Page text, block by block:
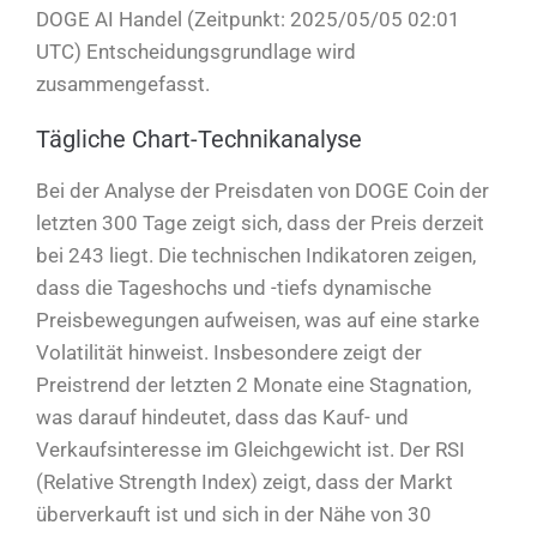
DOGE AI Handel (Zeitpunkt: 2025/05/05 02:01
UTC) Entscheidungsgrundlage wird
zusammengefasst.
Tägliche Chart-Technikanalyse
Bei der Analyse der Preisdaten von DOGE Coin der
letzten 300 Tage zeigt sich, dass der Preis derzeit
bei 243 liegt. Die technischen Indikatoren zeigen,
dass die Tageshochs und -tiefs dynamische
Preisbewegungen aufweisen, was auf eine starke
Volatilität hinweist. Insbesondere zeigt der
Preistrend der letzten 2 Monate eine Stagnation,
was darauf hindeutet, dass das Kauf- und
Verkaufsinteresse im Gleichgewicht ist. Der RSI
(Relative Strength Index) zeigt, dass der Markt
überverkauft ist und sich in der Nähe von 30